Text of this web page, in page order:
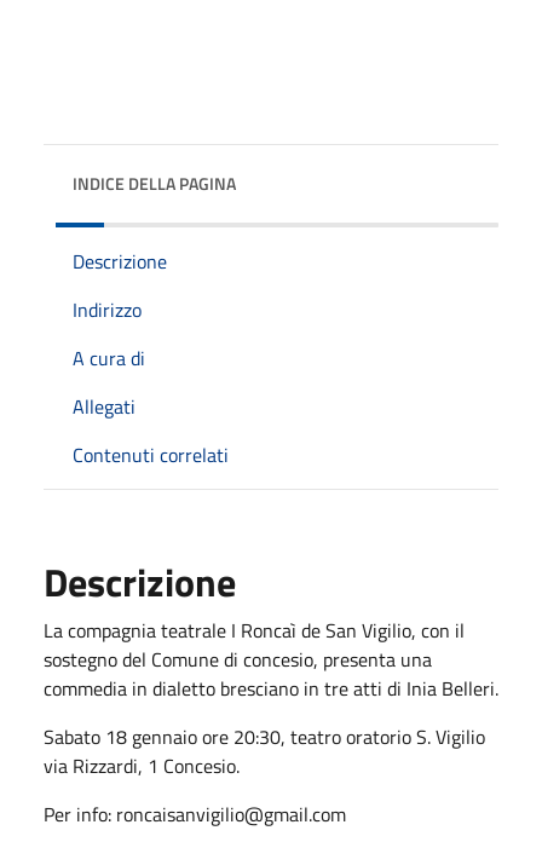
INDICE DELLA PAGINA
Descrizione
Indirizzo
A cura di
Allegati
Contenuti correlati
Descrizione
La compagnia teatrale I Roncaì de San Vigilio, con il
sostegno del Comune di concesio, presenta una
commedia in dialetto bresciano in tre atti di Inia Belleri.
Sabato 18 gennaio ore 20:30, teatro oratorio S. Vigilio
via Rizzardi, 1 Concesio.
Per info: roncaisanvigilio@gmail.com